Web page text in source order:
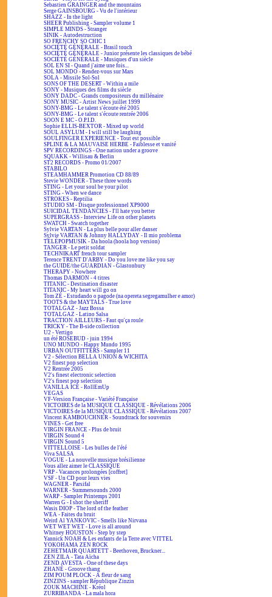
Sebastien GRAINGER and the mountains
Serge GAINSBOURG - Vu de l'intérieur
SHAZZ - In the light
SHEER Publishing - Sampler volume 1
SIMPLE MINDS - Stranger
SINIK - Autodestruction
SO FRENCHY SO CHIC 1
SOCIÉTÉ GÉNÉRALE - Brasil touch
SOCIÉTÉ GÉNÉRALE - Junior présente les classiques de bébé
SOCIÉTÉ GÉNÉRALE - Musiques d'un siècle
SOL EN SI - Quand j'aime une fois...
SOL MONDO - Rendez-vous sur Mars
SOLA - Missile Sol-Sol
SONS OF THE DESERT - Within a mile
SONY - Musiques des films du siècle
SONY DADC - Grands compositeurs du millénaire
SONY MUSIC - Artist News juillet 1999
SONY-BMG - Le talent s'écoute été 2005
SONY-BMG - Le talent s'écoute rentrée 2006
SOON E MC - O.P.I.D.
Sophie ELLIS-BEXTOR - Mixed up world
SOUL ASYLUM - I will still be laughing
SOULFINGER EXPERIENCE - Tout est possible
SPLINE & LA MAUVAISE HERBE - Faiblesse et vanité
SPV RECORDINGS - One nation under a groove
SQUAKK - Willisau & Berlin
ST2 RECORDS - Promo 01/2007
STABILO
STEAMHAMMER Promotion CD 88/89
Stevie WONDER - These three words
STING - Let your soul be your pilot
STING - When we dance
STROKES - Reptilia
STUDIO SM - Disque professionnel XP9000
SUICIDAL TENDANCIES - I'll hate you better
SUPERGRASS - Interview Life on other planets
SWATCH - Swatch together
Sylvie VARTAN - La plus belle pour aller danser
Sylvie VARTAN & Johnny HALLYDAY - Il mio problema
TÉLÉPOPMUSIK - Da hoola (hoola hop version)
TANGER - Le petit soldat
TECHNIKART french tour sampler
Terence TRENT D'ARBY - Do you love me like you say
the GUIDE/the GUARDIAN - Glastonbury
THERAPY - Nowhere
Thomas DARMON - 4 titres
TITANIC - Destination disaster
TITANIC - My heart will go on
Tom ZÉ - Estudando o pagode (na opereta segregamulher e amor)
TOOTS & the MAYTALS - True love
TOTALGAZ - Jazz Bossa
TOTALGAZ - Latino Salsa
TRACTION AILLEURS - Faut qu'ça roule
TRICKY - The B-side collection
U2 - Vertigo
un été ROSEBUD - juin 1994
UNO MUNDO - Happy Mundo 1995
URBAN OUTFITTERS - Sampler 11
V2 - Sélection BELLA UNION & WICHITA
V2 finest pop selection
V2 Rentrée 2005
V2's finest electronic selection
V2's finest pop selection
VANILLA ICE - RollEmUp
VEGAS
VF-Version Française - Variété Française
VICTOIRES de la MUSIQUE CLASSIQUE - Révélations 2006
VICTOIRES de la MUSIQUE CLASSIQUE - Révélations 2007
Vincent KAMBOUCHNER - Soundtrack for souvenirs
VINES - Get free
VIRGIN FRANCE - Plus de bruit
VIRGIN Sound 4
VIRGIN Sound 5
VITTELLOISE - Les bulles de l'été
Viva SALSA
VOGUE - La nouvelle musique brésilienne
Vous allez aimer le CLASSIQUE
VRP - Vacances prolongées [coffret]
VSF - Un CD pour leurs vies
WAGNER - Parsifal
WARNER - Summersounds 2000
WARP - Sampler Printemps 2001
Warren G - I shot the sheriff
Wasis DIOP - The lord of the feather
WEA - Faites du bruit
Weird Al YANKOVIC - Smells like Nirvana
WET WET WET - Love is all around
Whitney HOUSTON - Step by step
Yannick NOAH & Les enfants de la Terre avec VITTEL
YOKOHAMA ZEN ROCK
ZEHETMAIR QUARTETT - Beethoven, Bruckner...
ZEN ZILA - Tata Aïcha
ZEND AVESTA - One of these days
ZHANÉ - Groove thang
ZIM POUM PLOCK - A fleur de sang
ZINZINS - sampler République Zinzin
ZOUK MACHINE - Kréol
ZURRIBANDA - La mala hora